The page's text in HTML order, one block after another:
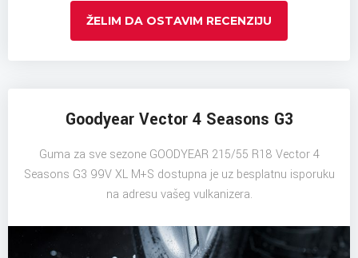
ŽELIM DA OSTAVIM RECENZIJU
Goodyear Vector 4 Seasons G3
Guma za sve sezone GOODYEAR 215/55 R18 Vector 4
Seasons G3 99V XL M+S dostupna je uz besplatnu isporuku
na adresu vašeg vulkanizera.